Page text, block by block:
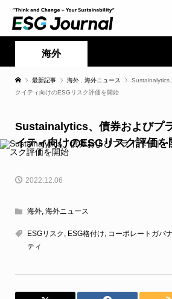
海外
最新記事 海外 海外ニュース
Sustainalytics
クイティ向けのESGリスク評価を開始
Sustainalytics、債券およびプ
イティ向けのESGリスク評価を
2022.12.06
海外, 海外ニュース
ESGリスク , ESG格付け, コーポレートガバ
ティ